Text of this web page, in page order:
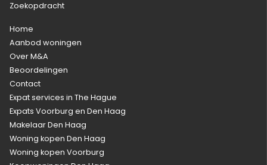
Zoekopdracht
Home
Aanbod woningen
Over M&A
Beoordelingen
Contact
Expat services in The Hague
Expats Voorburg en Den Haag
Makelaar Den Haag
Woning kopen Den Haag
Woning kopen Voorburg